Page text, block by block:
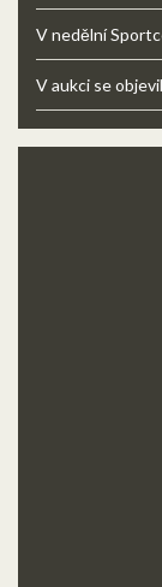
V nedělní
V aukci se